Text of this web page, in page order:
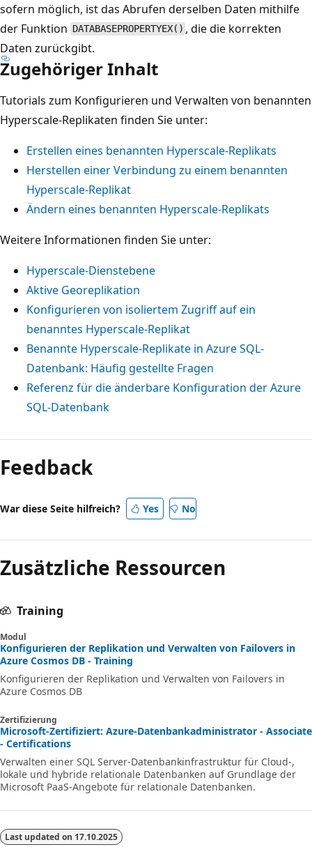
sofern möglich, ist das Abrufen derselben Daten mithilfe
der Funktion DATABASEPROPERTYEX() , die die korrekten
Daten zurückgibt.
Zugehöriger Inhalt
Tutorials zum Konfigurieren und Verwalten von benannten
Hyperscale-Replikaten finden Sie unter:
Erstellen eines benannten Hyperscale-Replikats
Herstellen einer Verbindung zu einem benannten
Hyperscale-Replikat
Ändern eines benannten Hyperscale-Replikats
Weitere Informationen finden Sie unter:
Hyperscale-Dienstebene
Aktive Georeplikation
Konfigurieren von isoliertem Zugriff auf ein
benanntes Hyperscale-Replikat
Benannte Hyperscale-Replikate in Azure SQL-
Datenbank: Häufig gestellte Fragen
Referenz für die änderbare Konfiguration der Azure
SQL-Datenbank
Feedback
War diese Seite hilfreich? Yes No
Zusätzliche Ressourcen
Training
Modul
Konfigurieren der Replikation und Verwalten von Failovers in
Azure Cosmos DB - Training
Konfigurieren der Replikation und Verwalten von Failovers in
Azure Cosmos DB
Zertifizierung
Microsoft-Zertifiziert: Azure-Datenbankadministrator - Associate
- Certifications
Verwalten einer SQL Server-Datenbankinfrastruktur für Cloud-,
lokale und hybride relationale Datenbanken auf Grundlage der
Microsoft PaaS-Angebote für relationale Datenbanken.
Last updated on 17.10.2025